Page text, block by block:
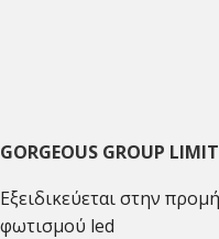
GORGEOUS GROUP
Εξειδικεύεται στην
φωτισμού led